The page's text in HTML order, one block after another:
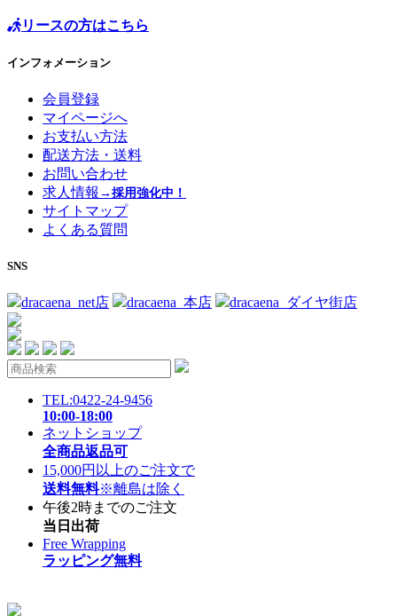
リースの方はこちら
インフォメーション
会員登録
マイページへ
お支払い方法
配送方法・送料
お問い合わせ
求人情報 →採用強化中！
サイトマップ
よくある質問
SNS
dracaena_net店 dracaena_本店 dracaena_ダイヤ街店
TEL:0422-24-9456
10:00-18:00
ネットショップ
全商品返品可
15,000円以上のご注文で
送料無料※離島は除く
午後2時までのご注文
当日出荷
Free Wrapping
ラッピング無料